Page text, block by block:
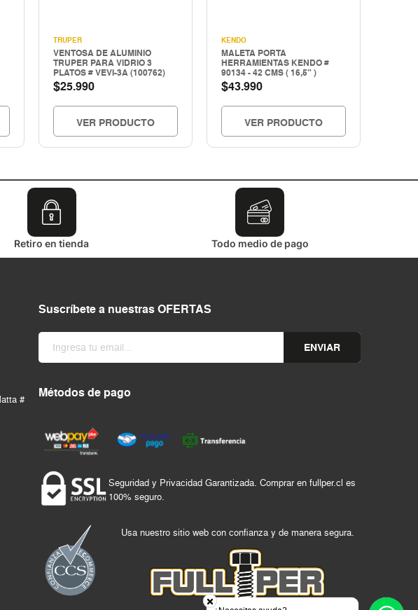
TRUPER
VENTOSA DE ALUMINIO
TRUPER PARA VIDRIO 3
PLATOS # VEVI-3A (100762)
$25.990
VER PRODUCTO
KENDO
MALETA PORTA
HERRAMIENTAS KENDO #
90134 - 42 CMS ( 16,5" )
$43.990
VER PRODUCTO
Retiro en tienda Todo medio de pago
#
Suscríbete a nuestras OFERTAS
ENVIAR
Métodos de pago
Seguridad y Privacidad Garantizada. Comprar en fullper.cl es
100% seguro.
Usa nuestro sitio web con confianza y de manera segura.